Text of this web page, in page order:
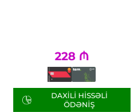
228 ₼
DAXILI HISSƏLI
ÖDƏNIŞ